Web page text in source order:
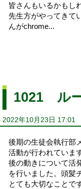
皆さんもいるかもし
先生方がやってきて
んがchrome...
1021 ル
2022年10月23日 17:01
後期の生徒会執行部
活動が行われていま
後の動きについて活
を行いました。頭髪
とても大切なことで